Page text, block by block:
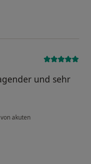
und sehr
akuten